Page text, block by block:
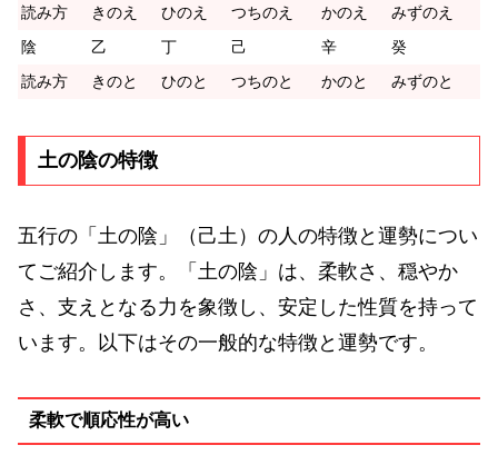
読み方
きのえ ひのえ つちのえ かのえ
みずのえ
陰
乙 丁 己 辛
癸
読み方
きのと ひのと つちのと かのと みずのと
土の陰の特徴
五行の「土の陰」（己土）の人の特徴と運勢につい
てご紹介します。「土の陰」は、柔軟さ、穏やか
さ、支えとなる力を象徴し、安定した性質を持って
います。以下はその一般的な特徴と運勢です。
柔軟で順応性が高い